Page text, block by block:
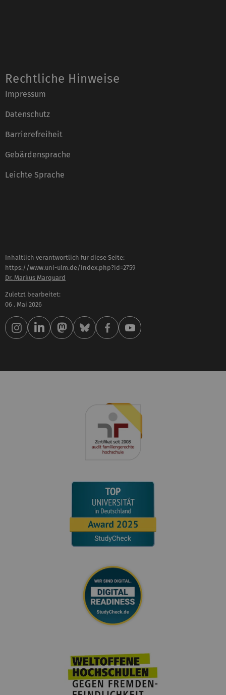
Rechtliche Hinweise
Impressum
Datenschutz
Barrierefreiheit
Gebärdensprache
Leichte Sprache
Inhaltlich verantwortlich für diese Seite:
https://www.uni-ulm.de/index.php?id=2759
Dr. Markus Marquard
Zuletzt bearbeitet:
06 . Mai 2026